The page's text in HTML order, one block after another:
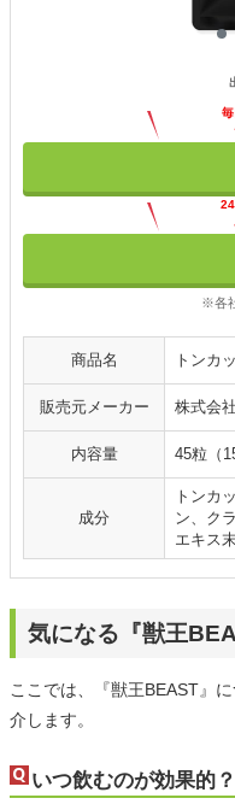
※各
商品名 トンカ
販売元メーカー 株式会
内容量 45粒（
成分
トンカ
ン、ク
エキス
気になる『獣王
ここでは、『獣王BEAST』
介します。
いつ飲むのが効果的？